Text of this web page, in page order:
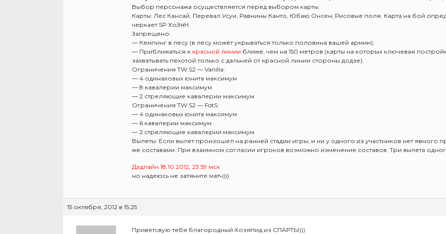
Выбор персонажа осуществляется перед выбором карты.
Карты: Лес Кансай, Перевал Усуи, Равнины Канто, Юбаю Онсен, Рисовые поля. Карта на бой
черкает SP ХоЗяН.
Запрещено:
— Кемпинг в лесу (в лесу может укрываться только половина вашей армии);
— Приближаться к красной линии ближе, чем на 150 метров (карты на которых ключевая
захватывать пехотой только с дальней от красной линии стороны додзе).
Ограничения TW:S2 — Vanilla:
— 4 одинаковых юнита максимум
— 8 кавалерии максимум
— 2 стреляющие кавалерии максимум
Ограничения TW:S2 — FotS:
— 4 одинаковых юнита максимум
— 6 кавалерии максимум
— 2 стреляющие кавалерии максимум
Вылеты: Если вылет произошел на ранней стадии игры, и ни у одного из участников нет явного
же составами. При взаимном согласии игроков возможно изменение составов. Три вылета
Дэдлайн 18.10.2012, 23.59 мск
но надеюсь не затяните матч)))
15 октября, 2012 в 15:25
Приветсвую тебя благородный ХозяНид из СПАРТЫ)))